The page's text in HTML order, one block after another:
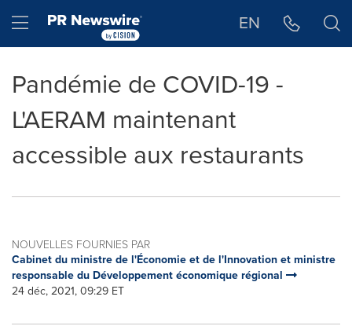
Hamburger menu EN
Pandémie de COVID-19 -
L'AERAM maintenant
accessible aux restaurants
NOUVELLES FOURNIES PAR
Cabinet du ministre de l'Économie et de l'Innovation et ministre
responsable du Développement économique régional
24 déc, 2021, 09:29 ET